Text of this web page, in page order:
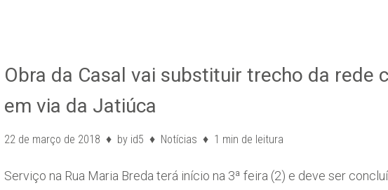
Obra da Casal vai substituir trecho da rede
em via da Jatiúca
22 de março de 2018 by id5 Notícias 1 min de leitura
Serviço na Rua Maria Breda terá início na 3ª feira (2) e deve ser